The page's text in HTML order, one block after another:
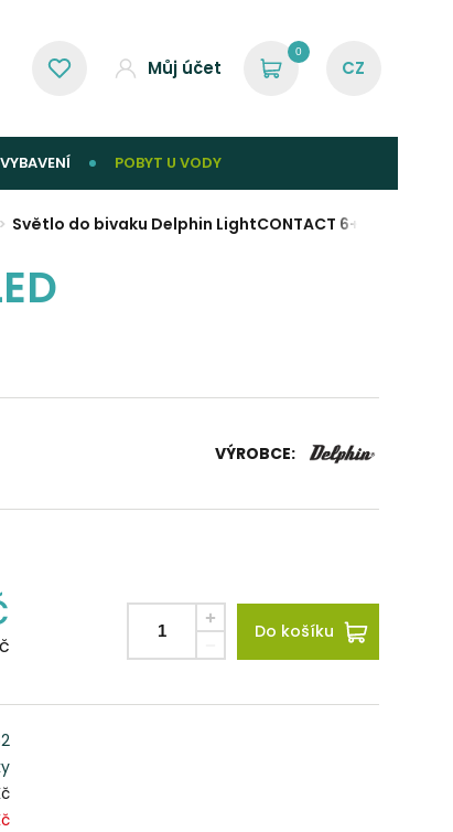
Můj účet
0
POBYT U VODY
Světlo do bivaku Delphin LightCONTACT 6+1 LED
VÝROBCE:
Do košíku